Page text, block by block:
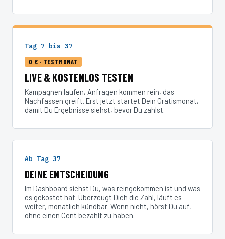
Tag 7 bis 37
0 € · TESTMONAT
LIVE & KOSTENLOS TESTEN
Kampagnen laufen, Anfragen kommen rein, das
Nachfassen greift. Erst jetzt startet Dein Gratismonat,
damit Du Ergebnisse siehst, bevor Du zahlst.
Ab Tag 37
DEINE ENTSCHEIDUNG
Im Dashboard siehst Du, was reingekommen ist und was
es gekostet hat. Überzeugt Dich die Zahl, läuft es
weiter, monatlich kündbar. Wenn nicht, hörst Du auf,
ohne einen Cent bezahlt zu haben.